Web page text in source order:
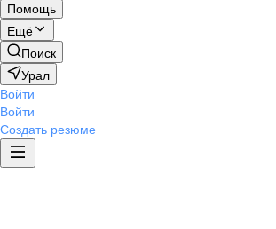
Помощь
Ещё
Поиск
Урал
Войти
Войти
Создать резюме